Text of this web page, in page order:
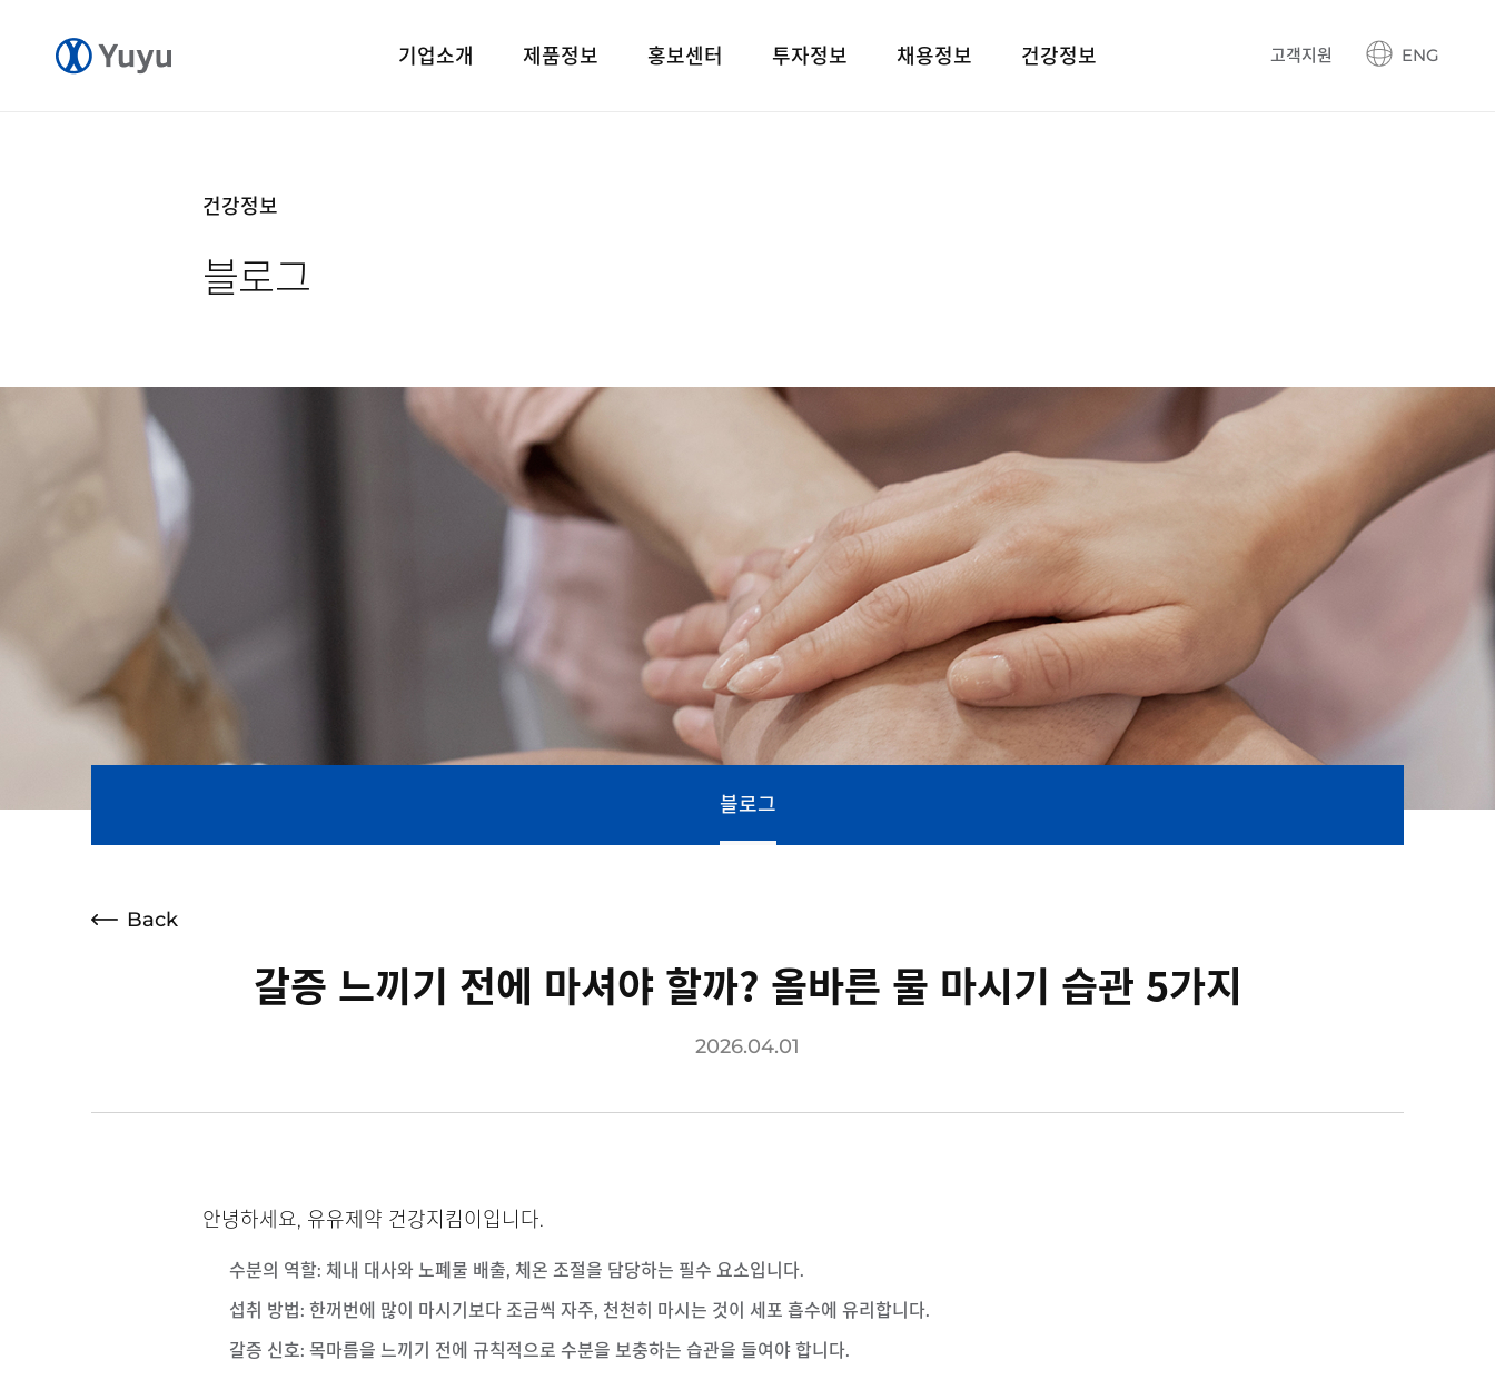
기업소개 제품정보 홍보센터 투자정보 채용정보 건강정보
오시는길
고객지원 ENG
건강정보
블로그
블로그
Back
갈증 느끼기 전에 마셔야 할까? 올바른 물 마시기 습관 5가지
2026.04.01
안녕하세요, 유유제약 건강지킴이입니다.
수분의 역할: 체내 대사와 노폐물 배출, 체온 조절을 담당하는 필수 요소입니다.
섭취 방법: 한꺼번에 많이 마시기보다 조금씩 자주, 천천히 마시는 것이 세포 흡수에 유리합니다.
갈증 신호: 목마름을 느끼기 전에 규칙적으로 수분을 보충하는 습관을 들여야 합니다.